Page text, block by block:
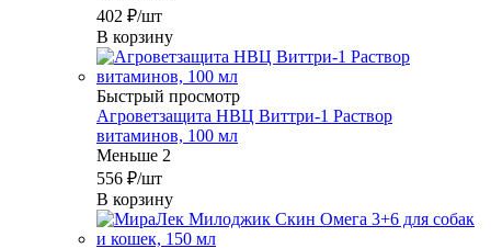
402 ₽/шт
В корзину
Быстрый просмотр
Агроветзащита НВЦ Виттри-1 Раствор
витаминов, 100 мл
Меньше 2
556 ₽/шт
В корзину